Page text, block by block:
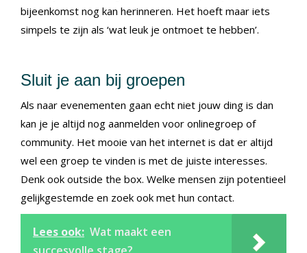
bijeenkomst nog kan herinneren. Het hoeft maar iets
simpels te zijn als ‘wat leuk je ontmoet te hebben’.
Sluit je aan bij groepen
Als naar evenementen gaan echt niet jouw ding is dan
kan je je altijd nog aanmelden voor onlinegroep of
community. Het mooie van het internet is dat er altijd
wel een groep te vinden is met de juiste interesses.
Denk ook outside the box. Welke mensen zijn potentieel
gelijkgestemde en zoek ook met hun contact.
Lees ook: Wat maakt een